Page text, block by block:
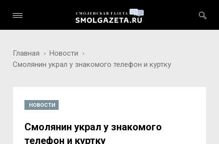
Главная
Новости
Смолянин украл у знакомого телефон и куртку
НОВОСТИ
Смолянин украл у знакомого
телефон и куртку